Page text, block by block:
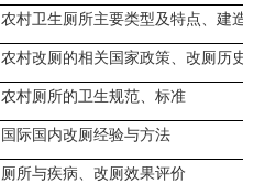
农村卫生厕所主要类型及特点、建造与
农村改厕的相关国家政策、改厕历史
农村厕所的卫生规范、标准
国际国内改厕经验与方法
厕所与疾病、改厕效果评价